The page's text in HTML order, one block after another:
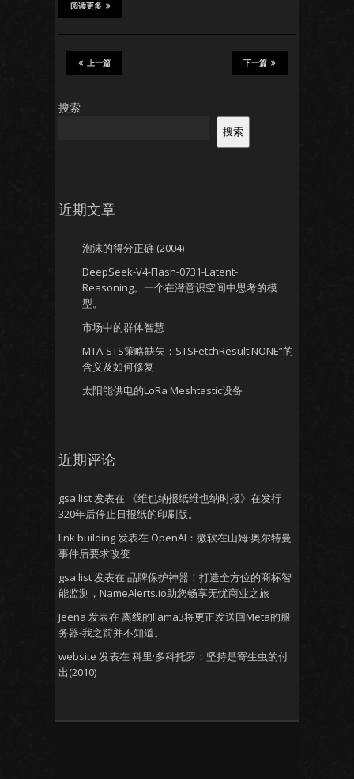
阅读更多
上一篇 下一篇
搜索
搜索
近期文章
泡沫的得分正确 (2004)
DeepSeek-V4-Flash-0731-Latent-
Reasoning。一个在潜意识空间中思考的模
型。
市场中的群体智慧
MTA-STS策略缺失：STSFetchResult.NONE”的
含义及如何修复
太阳能供电的LoRa Meshtastic设备
近期评论
gsa list发表在
《维也纳报纸维也纳时报》在发行
320年后停止日报纸的印刷版。
link building发表在 OpenAI：微软在山姆·奥尔特曼
事件后要求改变
gsa list发表在 品牌保护神器！打造全方位的商标智
能监测，NameAlerts.io助您畅享无忧商业之旅
Jeena 发表在 离线的llama3将更正发送回Meta的服
务器-我之前并不知道。
website 发表在 科里·多科托罗：坚持是寄生虫的付
出(2010)